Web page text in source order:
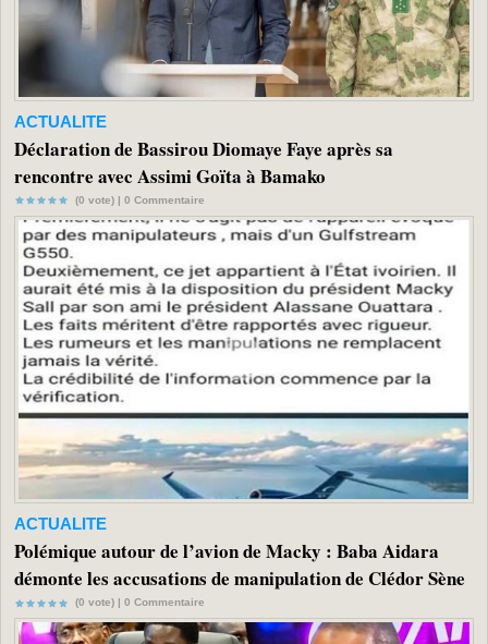
ACTUALITE
Déclaration de Bassirou Diomaye Faye après sa
rencontre avec Assimi Goïta à Bamako
(0 vote) | 0 Commentaire
ACTUALITE
Polémique autour de l’avion de Macky : Baba Aidara
démonte les accusations de manipulation de Clédor Sène
(0 vote) | 0 Commentaire